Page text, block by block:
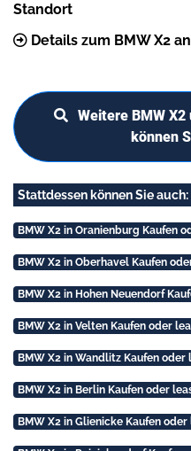
Standort
Details zum BMW X2
Weitere BMW
können
Stattdessen können Sie auch:
BMW X2 in Oranienburg Kaufen
BMW X2 in Oberhavel Kaufen
BMW X2 in Hohen Neuendorf
BMW X2 in Velten Kaufen oder
BMW X2 in Wandlitz Kaufen oder
BMW X2 in Berlin Kaufen oder
BMW X2 in Glienicke Kaufen oder